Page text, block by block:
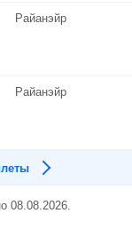
Райанэйр
Райанэйр
08.08.2026.